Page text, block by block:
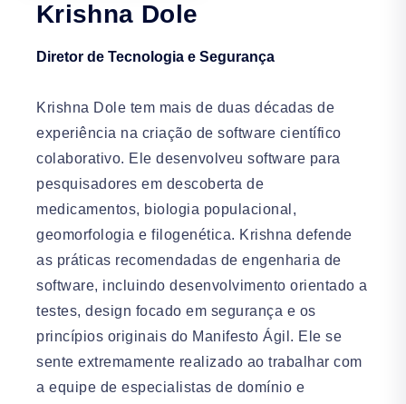
Krishna Dole
Diretor de Tecnologia e Segurança
Krishna Dole tem mais de duas décadas de
experiência na criação de software científico
colaborativo. Ele desenvolveu software para
pesquisadores em descoberta de
medicamentos, biologia populacional,
geomorfologia e filogenética. Krishna defende
as práticas recomendadas de engenharia de
software, incluindo desenvolvimento orientado a
testes, design focado em segurança e os
princípios originais do Manifesto Ágil. Ele se
sente extremamente realizado ao trabalhar com
a equipe de especialistas de domínio e